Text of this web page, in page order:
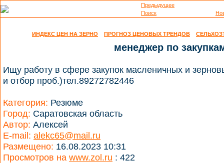
Предыдущее
Поиск
ИНДЕКС ЦЕН НА ЗЕРНО ПРОГНОЗ ЦЕНОВЫХ ТРЕНДОВ
менеджер по
Ищу работу в сфере закупок масленичных и
и отбор проб.)тел.89272782446
Категория: Резюме
Город: Саратовская область
Автор: Алексей
E-mail: alekc65@mail.ru
Размещено: 16.08.2023 10:31
Просмотров на www.zol.ru : 422